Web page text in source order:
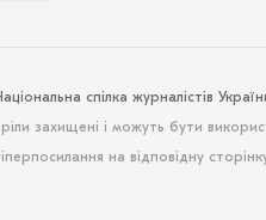
спілка журналістів
захищені і можуть бути
на відповідну